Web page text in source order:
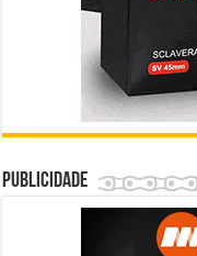
Publicidade